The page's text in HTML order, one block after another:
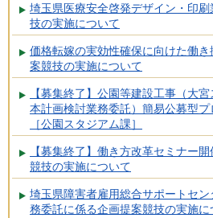
埼玉県医療安全啓発デザイン・印
技の実施について
価格転嫁の実効性確保に向けた働
案競技の実施について
【募集終了】公園等建設工事（大
本計画検討業務委託）簡易公募型
［公園スタジアム課］
【募集終了】働き方改革セミナー
競技の実施について
埼玉県障害者雇用総合サポートセ
務委託に係る企画提案競技の実施に